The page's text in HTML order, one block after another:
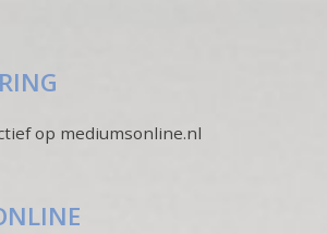
op mediumsonline.nl